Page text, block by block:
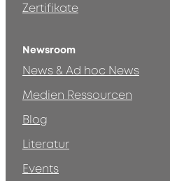
Zertifikate
Newsroom
News & Ad hoc News
Medien Ressourcen
Blog
Literatur
Events